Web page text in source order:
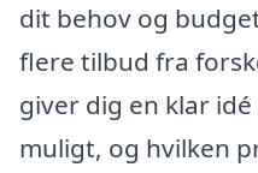
dit behov og
flere tilbud fra
giver dig en klar
muligt, og hvilken